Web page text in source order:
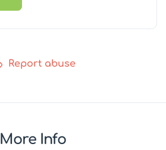
Report abuse
More Info